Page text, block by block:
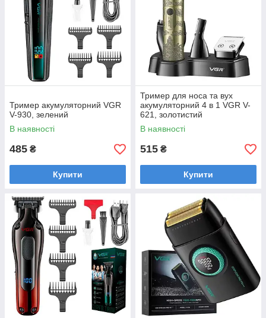
Тример акумуляторний VGR
V-930, зелений
В наявності
485 ₴
Купити
Тример для носа та вух
акумуляторний 4 в 1 VGR V-
621, золотистий
В наявності
515 ₴
Купити